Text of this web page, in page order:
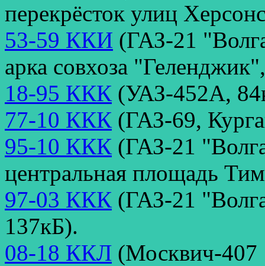
перекрёсток улиц
53-59 ККИ (ГАЗ-21
арка совхоза
18-95 ККК (УАЗ-452А,
77-10 ККК (ГАЗ-69,
95-10 ККК (ГАЗ-21
центральная площадь
97-03 ККК (ГАЗ-21
137кБ).
08-18 ККЛ (Москвич-407